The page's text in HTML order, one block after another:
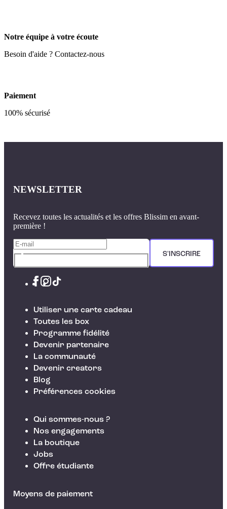
Notre équipe à votre écoute
Besoin d'aide ? Contactez-nous
Paiement
100% sécurisé
NEWSLETTER
Recevez toutes les actualités et les offres Blissim en avant-
première !
S'INSCRIRE
Utiliser une carte cadeau
Toutes les box
Programme fidélité
Devenir partenaire
La communauté
Devenir creators
Blog
Préférences cookies
Qui sommes-nous ?
Nos engagements
La boutique
Jobs
Offre étudiante
Moyens de paiement